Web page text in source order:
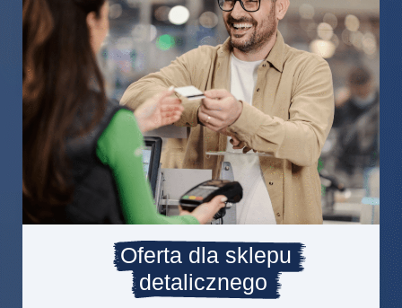
Oferta dla sklepu
detalicznego